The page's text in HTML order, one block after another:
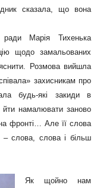
сказала, що вона
ради Марія Тихенька
щодо замальованих
Розмова вийшла
захисникам про
будь-які закиди в
намалювати заново
фронті… Але її слова
слова, слова і більш
Як щойно нам